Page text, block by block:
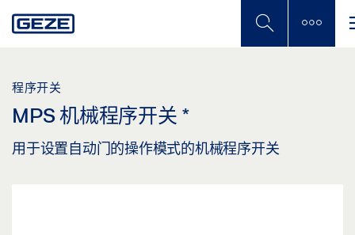
to
程序开关
MPS 机械程序开关 *
用于设置自动门的操作模式的机械程序开关